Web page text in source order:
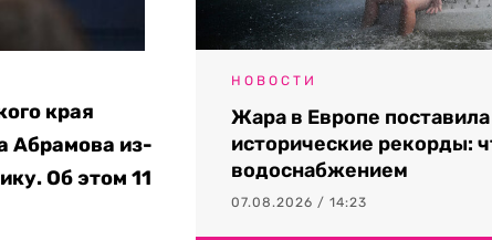
края
Абрамова из-
Об этом 11
НОВОСТИ
Жара в Европе
исторические рекорды:
водоснабжением
07.08.2026 / 14:23